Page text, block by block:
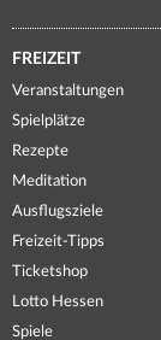
FREIZEIT
Veranstaltungen
Spielplätze
Rezepte
Meditation
Ausflugsziele
Freizeit-Tipps
Ticketshop
Lotto Hessen
Spiele